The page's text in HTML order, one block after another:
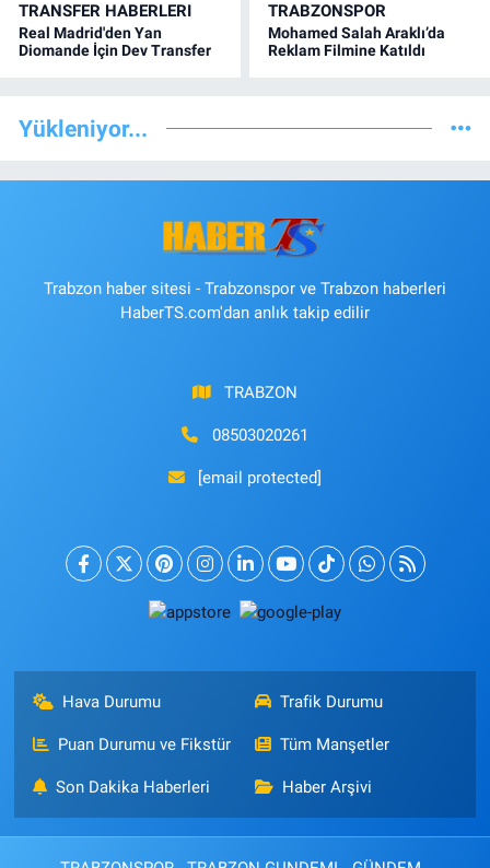
TRANSFER HABERLERI
Real Madrid'den Yan
Diomande İçin Dev Transfer
TRABZONSPOR
Mohamed Salah Araklı’da
Reklam Filmine Katıldı
Yükleniyor...
Trabzon haber sitesi - Trabzonspor ve Trabzon haberleri
HaberTS.com'dan anlık takip edilir
TRABZON
08503020261
[email protected]
Hava Durumu Trafik Durumu
Puan Durumu ve Fikstür Tüm Manşetler
Son Dakika Haberleri Haber Arşivi